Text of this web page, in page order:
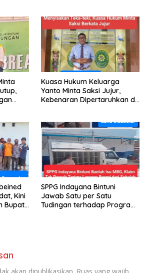
Kuasa Hukum Keluarga
Yanto Minta Saksi Jujur,
Kebenaran Dipertaruhkan di
Kini
Bupati
SPPG Indayana Bintuni
Jawab Satu per Satu
Tudingan terhadap Program